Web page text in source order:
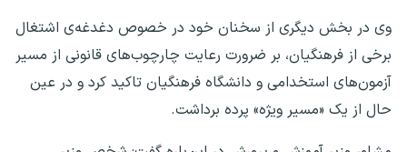
وی در بخش دیگری از سخنان خود در خصوص دغدغه‌ی اشتغال
برخی از فرهنگیان، بر ضرورت رعایت چارچوب‌های قانونی از مسیر
آزمون‌های استخدامی و دانشگاه فرهنگیان تاکید کرد و در عین
حال از یک «مسیر ویژه» پرده برداشت.